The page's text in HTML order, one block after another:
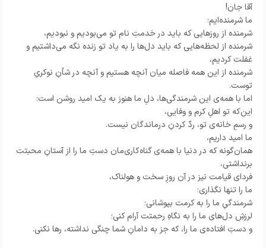
آقا جان!
ما شرمنده‌ایم؛
شرمنده از روزهایی که باید در خدمتِ نام تو می‌بودیم و نبودیم،
شرمنده از لحظه‌هایی که باید دل‌ها را به یاد تو زنده نگه می‌داشتیم و
غفلت کردیم،
شرمنده از این همه فاصله میان آنچه هستیم و آنچه در شأنِ نوکریِ
توست.
اما با همه‌ی این شرمندگی‌ها، دلِ ما هنوز به یک امید روشن است:
این‌که تو اهلِ کرم و وفایی،
و رسمِ خانه‌ی تو، ردّ کردنِ درماندگان نیست.
ما امید داریم،
همان‌گونه که در دنیا با همه‌ی گناه‌کاری‌مان دستِ ما را از آستانِ محبتت
برنداشتی،
فردای قیامت نیز در آن روزِ سخت و هولناک،
ما را تنها نگذاری؛
شرمندگیِ ما را به کرمت بپوشانی؛
لرزشِ دل‌های ما را به نگاهِ رحمتت آرام کنی؛
و دستِ افتاده‌ی ما را، که جز به دامانِ شما چنگی نداشته، رها نکنی.